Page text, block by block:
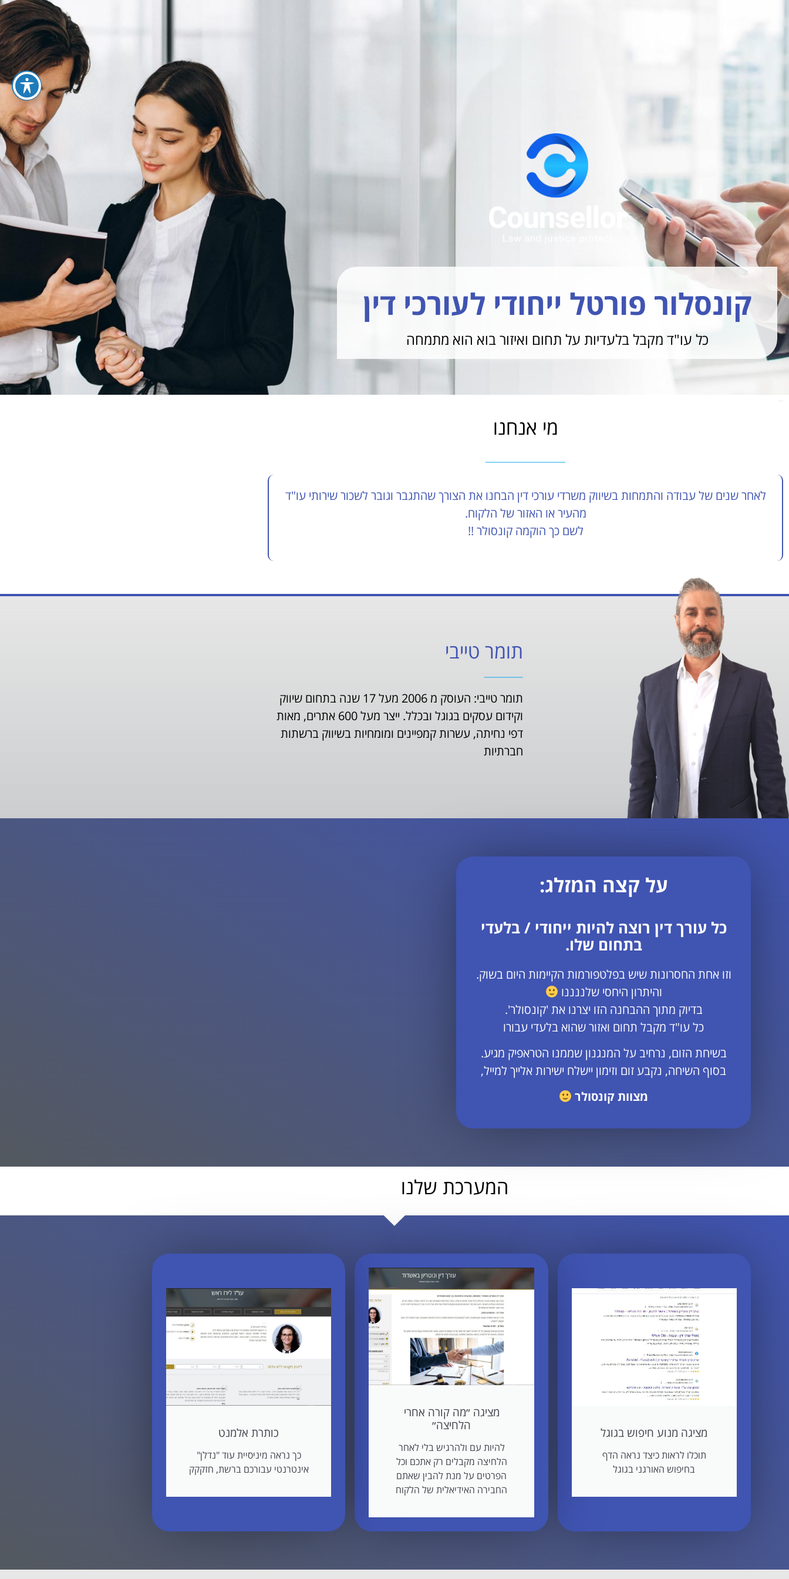
קונסלור פורטל ייחודי לעורכי דין
כל עו"ד מקבל בלעדיות על תחום ואיזור בוא הוא מתמחה
מי אנחנו
לאחר שנים של עבודה והתמחות בשיווק משרדי עורכי דין הבחנו את הצורך שהתגבר וגובר לשכור שירותי עו"ד
מהעיר או האזור של הלקוח.
לשם כך הוקמה קונסולר !!
תומר טייבי
תומר טייבי: העוסק מ 2006 מעל 17 שנה בתחום שיווק
וקידום עסקים בגוגל ובכלל. ייצר מעל 600 אתרים, מאות
דפי נחיתה, עשרות קמפיינים ומומחיות בשיווק ברשתות
חברתיות
על קצה המזלג:
כל עורך דין רוצה להיות ייחודי / בלעדי
בתחום שלו.
וזו אחת החסרונות שיש בפלטפורמות הקיימות היום בשוק.
והיתרון היחסי שלננננו
בדיוק מתוך ההבחנה הזו יצרנו את 'קונסולר'.
כל עו"ד מקבל תחום ואזור שהוא בלעדי עבורו
בשיחת הזום, נרחיב על המנגנון שממנו הטראפיק מגיע.
בסוף השיחה, נקבע זום וזימון יישלח ישירות אלייך למייל,
מצוות קונסולר
המערכת שלנו
מציגה מנוע חיפוש בגוגל
תוכלו לראות כיצד נראה הדף
בחיפוש האורגני בגוגל
מציגה ״מה קורה אחרי
הלחיצה״
להיות עם ולהרגיש בלי לאחר
הלחיצה מקבלים רק אתכם וכל
הפרטים על מנת להבין שאתם
החבירה האידיאלית של הלקוח
כותרת אלמנט
כך נראה מיניסיית עוד "נדלן"
אינטרנטי עבורכם ברשת, חזקקק